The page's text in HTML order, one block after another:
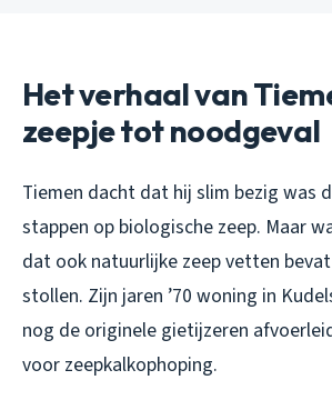
Het verhaal van
zeepje tot noodgeval
Tiemen dacht dat hij slim bezig was
stappen op biologische zeep. Maar
dat ook natuurlijke zeep vetten
stollen. Zijn jaren ’70 woning in
nog de originele gietijzeren
voor zeepkalkophoping.